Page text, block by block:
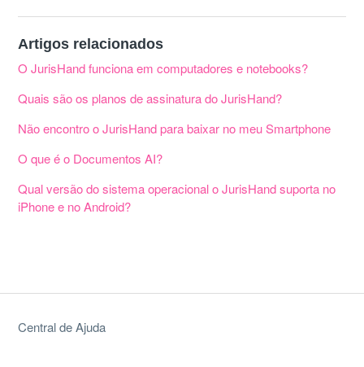
Artigos relacionados
O JurisHand funciona em computadores e notebooks?
Quais são os planos de assinatura do JurisHand?
Não encontro o JurisHand para baixar no meu Smartphone
O que é o Documentos AI?
Qual versão do sistema operacional o JurisHand suporta no
iPhone e no Android?
Central de Ajuda